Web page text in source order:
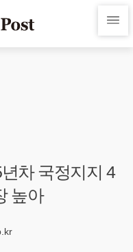
차 국정지지 4
높아